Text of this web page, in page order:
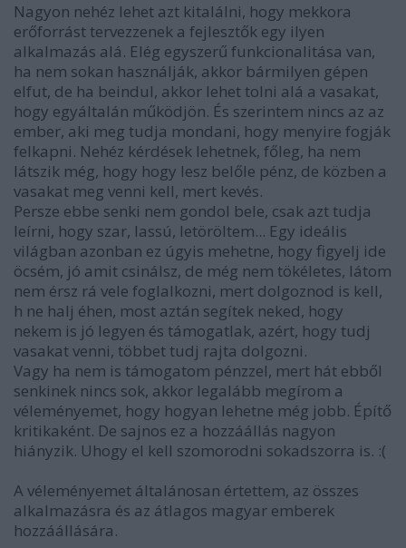
Nagyon nehéz lehet azt kitalálni, hogy mekkora
erőforrást tervezzenek a fejlesztők egy ilyen
alkalmazás alá. Elég egyszerű funkcionalitása van,
ha nem sokan használják, akkor bármilyen gépen
elfut, de ha beindul, akkor lehet tolni alá a vasakat,
hogy egyáltalán működjön. És szerintem nincs az az
ember, aki meg tudja mondani, hogy menyire fogják
felkapni. Nehéz kérdések lehetnek, főleg, ha nem
látszik még, hogy hogy lesz belőle pénz, de közben a
vasakat meg venni kell, mert kevés.
Persze ebbe senki nem gondol bele, csak azt tudja
leírni, hogy szar, lassú, letöröltem... Egy ideális
világban azonban ez úgyis mehetne, hogy figyelj ide
öcsém, jó amit csinálsz, de még nem tökéletes, látom
nem érsz rá vele foglalkozni, mert dolgoznod is kell,
h ne halj éhen, most aztán segítek neked, hogy
nekem is jó legyen és támogatlak, azért, hogy tudj
vasakat venni, többet tudj rajta dolgozni.
Vagy ha nem is támogatom pénzzel, mert hát ebből
senkinek nincs sok, akkor legalább megírom a
véleményemet, hogy hogyan lehetne még jobb. Építő
kritikaként. De sajnos ez a hozzáállás nagyon
hiányzik. Uhogy el kell szomorodni sokadszorra is. :(
A véleményemet általánosan értettem, az összes
alkalmazásra és az átlagos magyar emberek
hozzáállására.